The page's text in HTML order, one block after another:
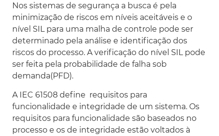
Nos sistemas de segurança a busca é pela
minimização de riscos em níveis aceitáveis e o
nível SIL para uma malha de controle pode ser
determinado pela análise e identificação dos
riscos do processo. A verificação do nível SIL pode
ser feita pela probabilidade de falha sob
demanda(PFD).
A IEC 61508 define requisitos para
funcionalidade e integridade de um sistema. Os
requisitos para funcionalidade são baseados no
processo e os de integridade estão voltados à